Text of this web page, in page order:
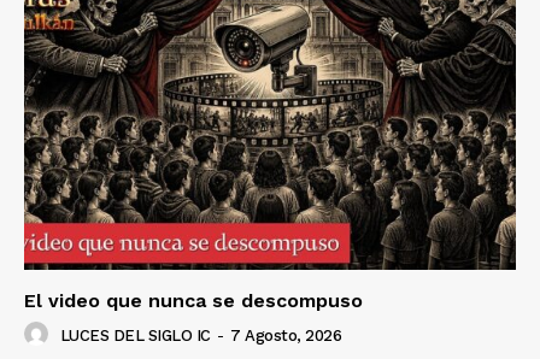
El video que nunca se descompuso
LUCES DEL SIGLO IC - 7 Agosto, 2026